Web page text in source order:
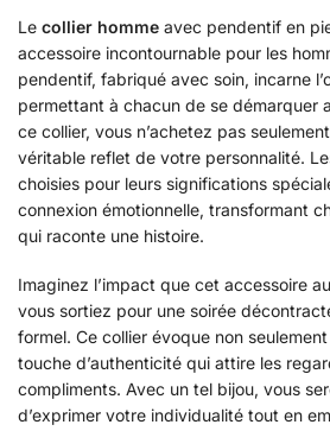
Le collier homme avec pendentif en
accessoire incontournable pour les
pendentif, fabriqué avec soin, incarne
permettant à chacun de se démarquer
ce collier, vous n’achetez pas
véritable reflet de votre personnalité.
choisies pour leurs significations
connexion émotionnelle, transformant
qui raconte une histoire.
Imaginez l’impact que cet accessoire
vous sortiez pour une soirée
formel. Ce collier évoque non
touche d’authenticité qui attire les
compliments. Avec un tel bijou, vous
d’exprimer votre individualité tout en